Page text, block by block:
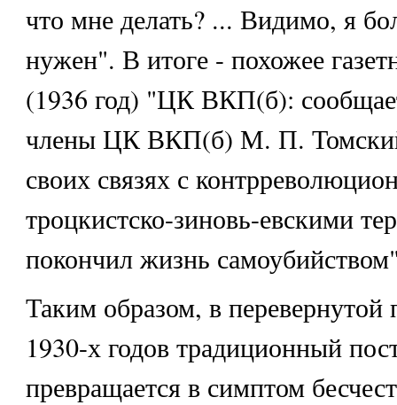
что мне делать? ... Видимо, я
нужен". В итоге - похожее
(1936 год) "ЦК ВКП(б):
члены ЦК ВКП(б) М. П.
своих связях с
троцкистско-зиновь-евскими
покончил жизнь
Таким образом, в перевернутой
1930-х годов традиционный
превращается в симптом